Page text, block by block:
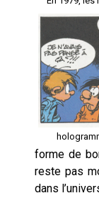
forme de
reste pas
dans